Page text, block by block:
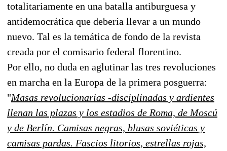
totalitariamente en una batalla antiburguesa y
antidemocrática que debería llevar a un mundo
nuevo. Tal es la temática de fondo de la revista
creada por el comisario federal florentino.
Por ello, no duda en aglutinar las tres revoluciones
en marcha en la Europa de la primera posguerra:
"Masas revolucionarias -disciplinadas y ardientes
llenan las plazas y los estadios de Roma, de Moscú
y de Berlín. Camisas negras, blusas soviéticas y
camisas pardas. Fascios litorios, estrellas rojas,